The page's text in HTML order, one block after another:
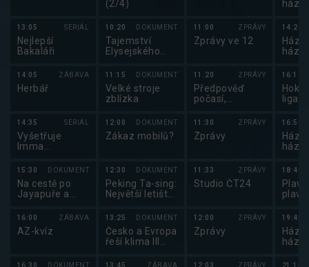
13:05 SERIÁL
Nejlepší
Bakaláři
14:05 ZÁBAVA
Herbář
14:35 SERIÁL
Vyšetřuje
Imma
15:30 DOKUMENT
Na cestě po
Jayapuře a
16:00 ZÁBAVA
AZ-kvíz
16:30 DOKUMENT
(2/4)
10:20 DOKUMENT
Tajemství
Elysejského
11:15 DOKUMENT
Velké stroje
zblízka
12:00 DOKUMENT
Zákaz mobilů?
12:30 DOKUMENT
Peking Ta-sing:
Největší letiště
13:25 DOKUMENT
Česko a Evropa
řeší klima III
13:45 ZÁBAVA
11:00 ZPRÁVY
Zprávy ve 12
11:20 ZPRÁVY
Předpověď
počasí,
zprávy
11:30 ZPRÁVY
Zprávy
11:33 ZPRÁVY
Studio ČT24
12:00 ZPRÁVY
Zprávy
12:03 ZPRÁVY
14:20
16:10
liga
16:50
18:40
19:45
21:15